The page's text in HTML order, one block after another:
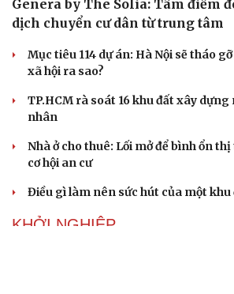
Genera by The Solia: Tâm điểm
dịch chuyển cư dân từ trung tâm
Mục tiêu 114 dự án: Hà Nội sẽ tháo
xã hội ra sao?
TP.HCM rà soát 16 khu đất xây
nhân
Nhà ở cho thuê: Lối mở để bình ổn
cơ hội an cư
Điều gì làm nên sức hút của một khu
KHỞI NGHIỆP